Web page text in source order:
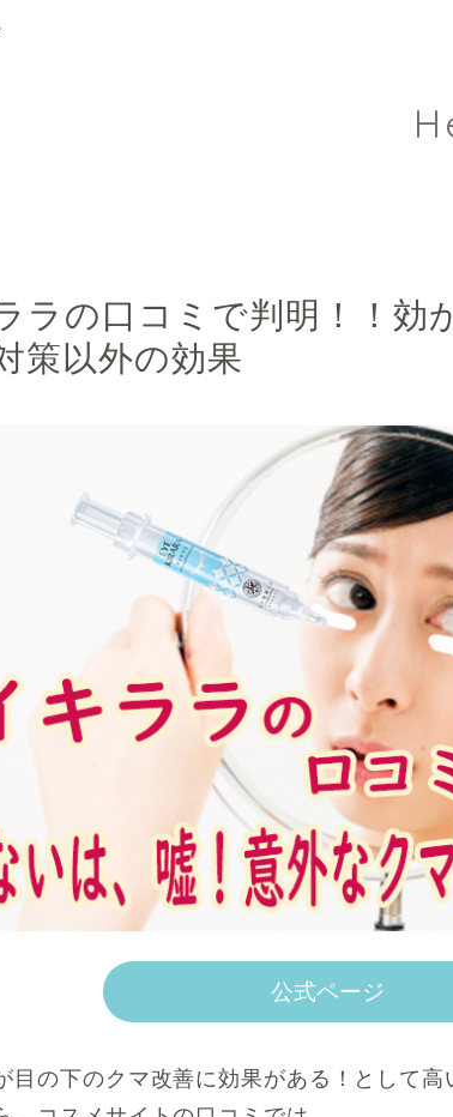
ラの口コミで判明！！効
策以外の効果
公式ページ
目の下のクマ改善に効果がある！として高